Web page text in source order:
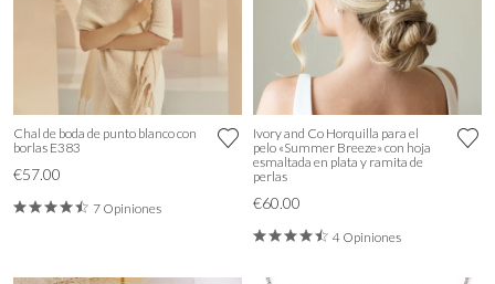
Chal de boda de punto blanco con
borlas E383
€57.00
7 Opiniones
Ivory and Co Horquilla para el
pelo «Summer Breeze» con hoja
esmaltada en plata y ramita de
perlas
€60.00
4 Opiniones